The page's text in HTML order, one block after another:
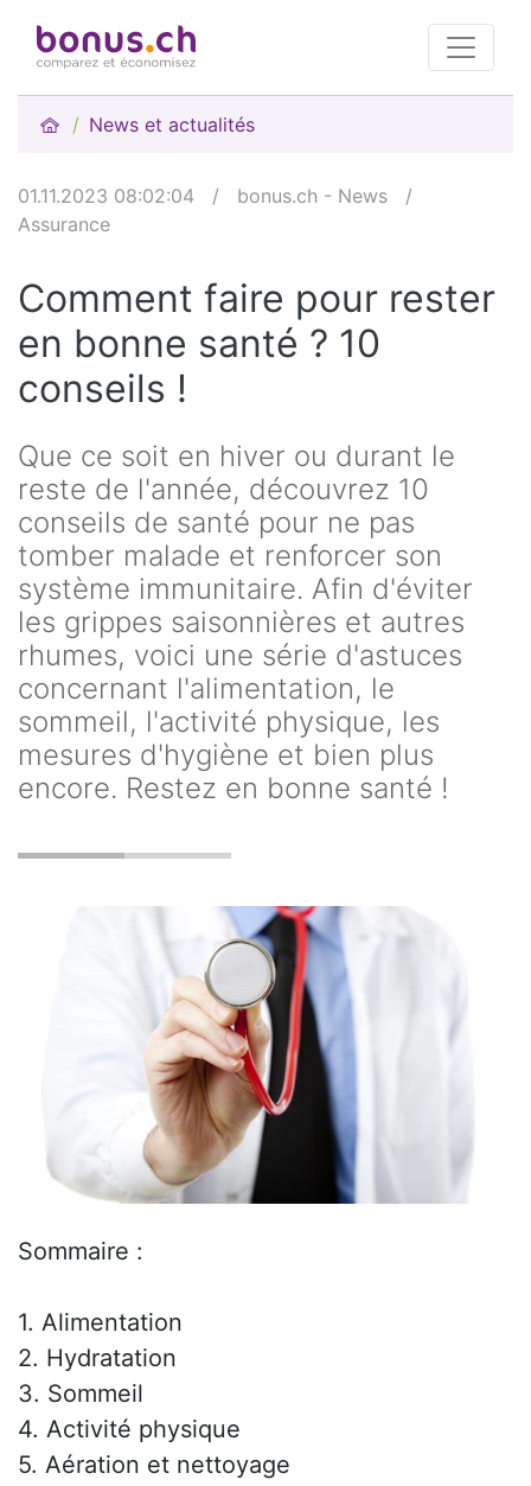
News et actualités
01.11.2023 08:02:04 / bonus.ch - News
/
Assurance
Comment faire pour rester
en bonne santé ? 10
conseils !
Que ce soit en hiver ou durant le
reste de l'année, découvrez 10
conseils de santé pour ne pas
tomber malade et renforcer son
système immunitaire. Afin d'éviter
les grippes saisonnières et autres
rhumes, voici une série d'astuces
concernant l'alimentation, le
sommeil, l'activité physique, les
mesures d'hygiène et bien plus
encore. Restez en bonne santé !
Sommaire :
1. Alimentation
2. Hydratation
3. Sommeil
4. Activité physique
5. Aération et nettoyage